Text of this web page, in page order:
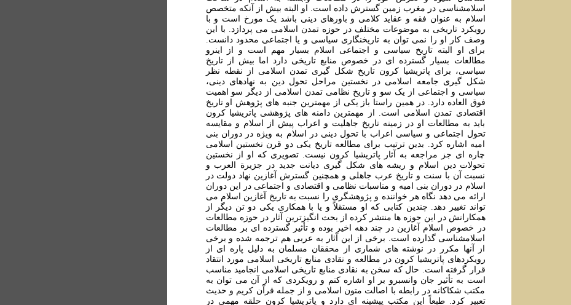
اسلامشناسی در مغرب زمين گسترش داده است. او البته بيش از آنکه متخصص
اسلام به عنوان فقه و عقايد کلامی و باورهای دينی باشد يک مورخ است و با
رويکرد تاريخی به موضوعات مختلف در حوزه تمدن اسلامی می پردازد. با اين
وصف کار او را نمی توان به تاريخنگاری سياسی و يا اجتماعی محدود دانست.
برای او البته تاريخ سياسی و اجتماعی اسلام بسيار مهم است و از اينرو
مطالعات بسيار گسترده ای در خصوص منابع تاريخی دارد اما بيش از تاريخ
سياسی، برای پاتريشيا کرون تاريخ شکل گيری تمدن اسلامی از نقطه نظر
شکل گيری جامعه اسلامی در نخستين مراحل تحول دين به نهادهای دينی،
سياسی و اجتماعی از يک سو و تاريخ نظامی تمدن اسلامی از ديگر سو اهميت
فوق العاده دارد. در همين راستا باز يکی از مهمترين جنبه های پژوهش او تاريخ
اقتصادی تمدن اسلامی است. از مهمترين دامنه های پژوهشی پاتريشيا کرون
بايد به مطالعات او در زمينه تاريخ جاهليت و اعراب پيش از اسلام و مقايسه
تحول اجتماعی و سياسی اعراب با تحول دينی در اسلام به ويژه در دوران بنی
اميه اشاره کرد. بدين ترتيب برای مطالعه تاريخ يکی دو قرن نخستين اسلامی
چاره ای جز مراجعه به آثار پاتريشيا کرون نيست. تصويری که او از نخستين
تحولات دين اسلام و ريشه های شکل گيری ديانت جديد در جزيرة العرب و
نسبت آن با سنت و تاريخ عرب جاهلی و همچنين گسترش آغازين نهاد دولت در
اسلام در دوران بنی اميه و مناسبات نظامی و اقتصادی و اجتماعی در اين دوران
ارائه می دهد نگاه هر خواننده و پژوهشگری را نسبت به تاريخ آغازين اسلام می
تواند تغيير دهد. چندين کتابی که او مستقلاً و يا با همکاری يکی دو تن ديگر از
همکارانش در اين حوزه ها منتشر کرده از بحث انگيزترين آثار در حوزه مطالعات
در خصوص اسلام آغازين در چند دهه اخير بوده و تأثير گسترده ای بر مطالعات
اسلامشناسی گذارده است. برخی از اين آثار به عربی هم ترجمه شده و برخی
از آنها مکرر در نوشته های شماری از محققان مسلمان به دليل پاره ای از
رويکردهای پاتريشيا کرون در مطالعه و نقادی منابع تاريخی اسلامی مورد انتقاد
قرار گرفته است. حال که سخن به نقادی منابع تاريخی اسلامی انجاميد مناسب
است به تأثير جان وانسبرو بر او اشاره کنم و رویکردی که از آن می توان به
مکتب شکاکانه در رابطه با اصالت متون اسلامی و از جمله قرآن کريم و حديث
تعبير کرد. طبعاً اين مکتب پيشينه ای دارد و پاتريشيا کرون حلقه مهمی در